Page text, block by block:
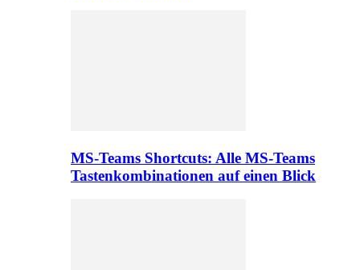
MS-Teams Shortcuts: Alle MS-Teams
Tastenkombinationen auf einen Blick